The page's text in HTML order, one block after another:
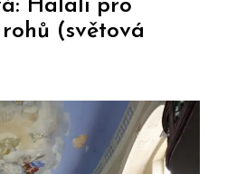
Halali pro
(světová